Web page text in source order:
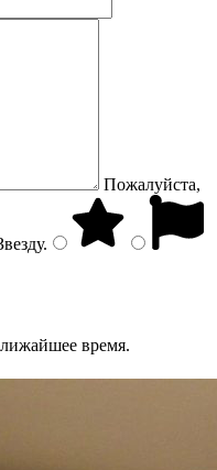
Пожалуйста,
.
время.